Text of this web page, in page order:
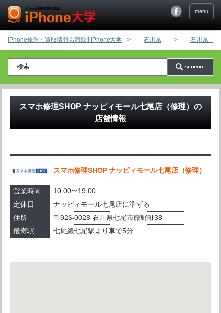
menu
iPhone修理・買取情報も満載!! iPhone大学 > 石川県 > 石川県 そ
スマホ修理SHOP ナッピィモール七尾店（修理） の
店舗情報
スマホ修理SHOP ナッピィモール七尾店（修理）
営業時間
10:00〜19:00
定休日
ナッピィモール七尾店に準ずる
住所
〒926-0028 石川県七尾市藤野町38
最寄駅
七尾線七尾駅より車で5分